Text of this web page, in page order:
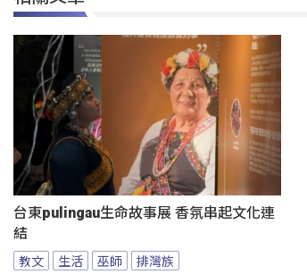
台東pulingau生命故事展 香氛串起文化連
結
教文 生活 巫師 排灣族